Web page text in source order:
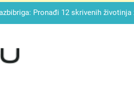
Pronađi 12 skrivenih životinja
Do tačnog odgovora izgleda